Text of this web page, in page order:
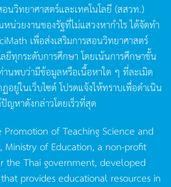
นวิทยาศาสตร์และเทคโนโลยี (สสวท.)
หน่วยงานของรัฐที่ไม่แสวงหากำไรได้จัดทำ
เพื่อส่งเสริมการสอนวิทยาศาสตร์
ยีทุกระดับการศึกษา โดยเน้นการศึกษาขั้น
นพบว่ามีข้อมูลหรือเนื้อหาใด ๆ ที่ละเมิด
อยู่ในเว็บไซต์โปรดแจ้งให้ทราบเพื่อดำเนิน
ญหาดังกล่าวโดยเร็วที่สุด
of Teaching Science and
Ministry of Education, a non-profit
the Thai government, developed
provides educational resources in